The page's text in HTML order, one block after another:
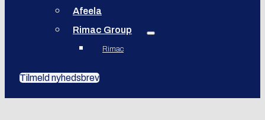
Afeela
Rimac Group
Rimac
Tilmeld nyhedsbrev